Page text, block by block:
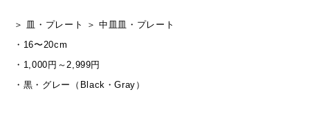
＞ 皿・プレート ＞中皿 皿・プレート
・ 16〜20cm
・ 1,000円～2,999円
・ 黒・グレー（Black・Gray）